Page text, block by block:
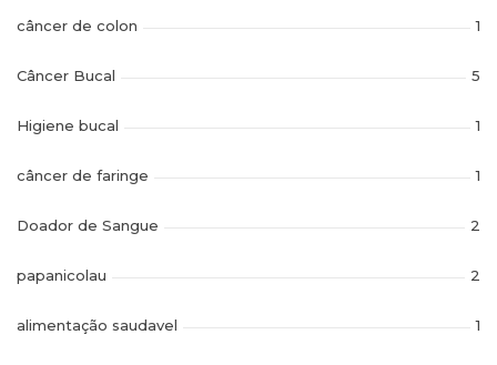
câncer de colon 1
Câncer Bucal 5
Higiene bucal 1
câncer de faringe 1
Doador de Sangue 2
papanicolau 2
alimentação saudavel 1